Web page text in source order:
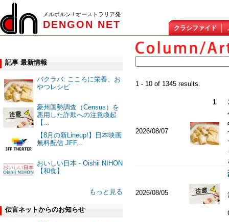
メルボルン / オーストラリア発
DENGON NET クラシファイド
記事 最新情報
バクラバ: こころに栄養、お
やつレシピ
豪州国勢調査（Census）を
悪用した詐欺への注意喚起
【...
【8月の新Lineup!】日本映画
無料配信 JFF...
おいしい日本 - Oishii NIHON
【和食】
もっと見る
伝言ネットからのお知らせ
1 - 10 of 1345 results.
1
2026/08/07
2026/08/05